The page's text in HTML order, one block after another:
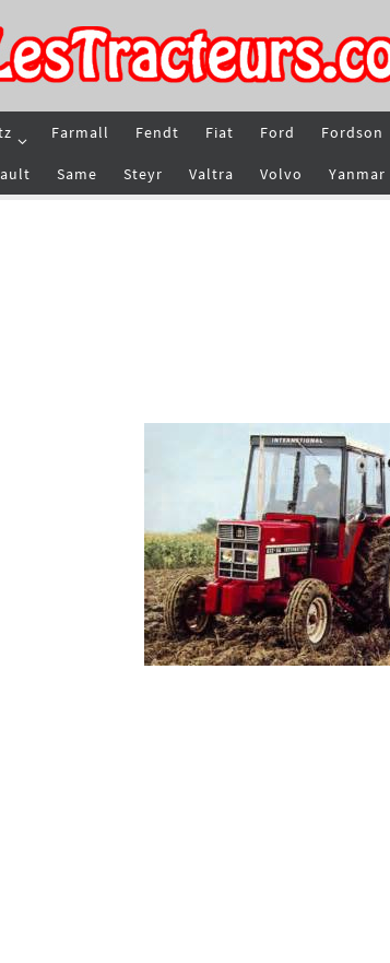
Farmall Fendt Fiat Ford Fordson
Same Steyr Valtra Volvo Yanmar